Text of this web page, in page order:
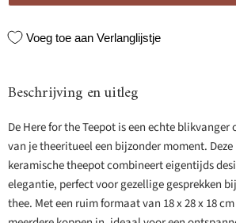
Voeg toe aan Verlanglijstje
Beschrijving en uitleg
De Here for the Teepot is een echte
van je theeritueel een bijzonder moment.
keramische theepot combineert eigentijds
elegantie, perfect voor gezellige gesprekken
thee. Met een ruim formaat van 18 x 28 x 18